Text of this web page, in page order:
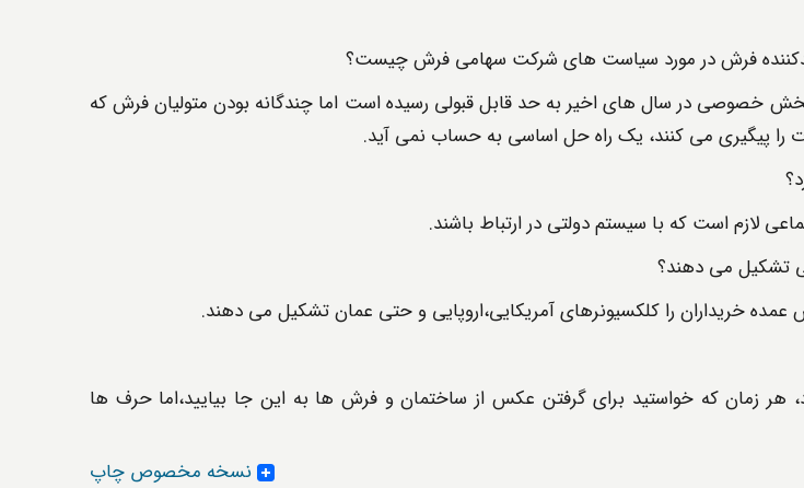
فرش در مورد سیاست های شرکت سهامی فرش چیست؟
خصوصی در سال های اخیر به حد قابل قبولی رسیده است اما چندگانه بودن متولیان فرش که
را پیگیری می کنند، یک راه حل اساسی به حساب نمی آید.
لازم است که با سیستم دولتی در ارتباط باشند.
تشکیل می دهند؟
خریداران را کلکسیونرهای آمریکایی،اروپایی و حتی عمان تشکیل می دهند.
هر زمان که خواستید برای گرفتن عکس از ساختمان و فرش ها به این جا بیایید،اما حرف ها
نسخه مخصوص چاپ